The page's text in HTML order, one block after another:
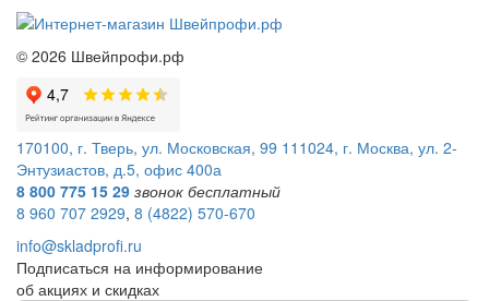
© 2026 Швейпрофи.рф
170100, г. Тверь, ул. Московская, 99 111024, г. Москва, ул. 2-
Энтузиастов, д.5, офис 400а
8 800 775 15 29 звонок бесплатный
8 960 707 2929, 8 (4822) 570-670
info@skladprofi.ru
Подписаться на информирование
об акциях и скидках